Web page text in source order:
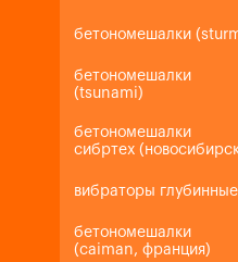
бетономешалки
бетономешалки
(tsunami)
бетономешалки
сибртех
вибраторы глубинные
бетономешалки
(caiman, франция)